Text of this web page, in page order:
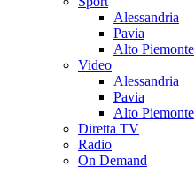
Alessandria
Pavia
Alto Piemonte
Video
Alessandria
Pavia
Alto Piemonte
Diretta TV
Radio
On Demand